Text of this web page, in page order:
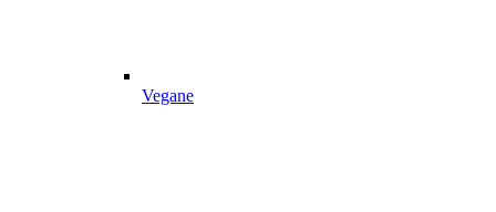
Vegane